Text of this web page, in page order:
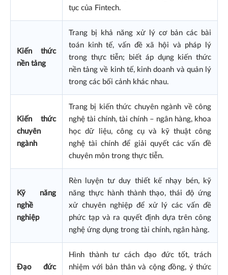
tục của Fintech.
Kiến thức
nền tảng
Trang bị khả năng xử lý cơ bản các bài
toán kinh tế, vấn đề xã hội và pháp lý
trong thực tiễn; biết áp dụng kiến thức
nền tảng về kinh tế, kinh doanh và quản lý
trong các bối cảnh khác nhau.
Kiến thức
chuyên
ngành
Trang bị kiến thức chuyên ngành về công
nghệ tài chính, tài chính – ngân hàng, khoa
học dữ liệu, công cụ và kỹ thuật công
nghệ tài chính để giải quyết các vấn đề
chuyên môn trong thực tiễn.
Kỹ năng
nghề
nghiệp
Rèn luyện tư duy thiết kế nhạy bén, kỹ
năng thực hành thành thạo, thái độ ứng
xử chuyên nghiệp để xử lý các vấn đề
phức tạp và ra quyết định dựa trên công
nghệ ứng dụng trong tài chính, ngân hàng.
Đạo đức
Hình thành tư cách đạo đức tốt, trách
nhiệm với bản thân và cộng đồng, ý thức